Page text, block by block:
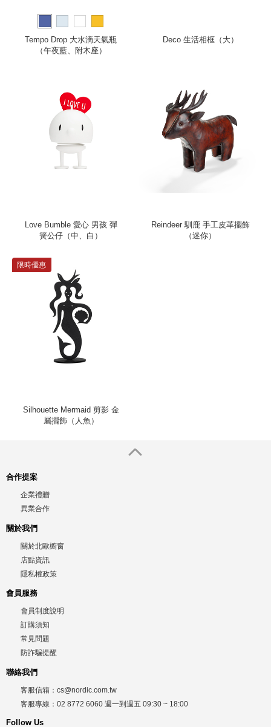
Tempo Drop 大水滴天氣瓶
（午夜藍、附木座）
Deco 生活相框（大）
Love Bumble 愛心 男孩 彈
簧公仔（中、白）
Reindeer 馴鹿 手工皮革擺飾
（迷你）
限時優惠
Silhouette Mermaid 剪影 金
屬擺飾（人魚）
合作提案
企業禮贈
異業合作
關於我們
關於北歐櫥窗
店點資訊
隱私權政策
會員服務
會員制度說明
訂購須知
常見問題
防詐騙提醒
聯絡我們
客服信箱： cs@nordic.com.tw
客服專線： 02 8772 6060 週一到週五 09:30 ~ 18:00
Follow Us